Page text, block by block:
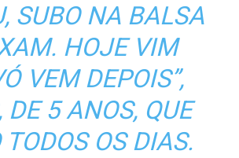
SUBO NA BALSA
HOJE VIM
VEM DEPOIS”,
5 ANOS, QUE
OS DIAS.